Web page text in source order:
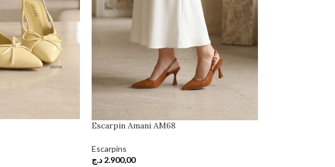
Escarpin Amani AM68
Escarpins
2.900,00 د.ج